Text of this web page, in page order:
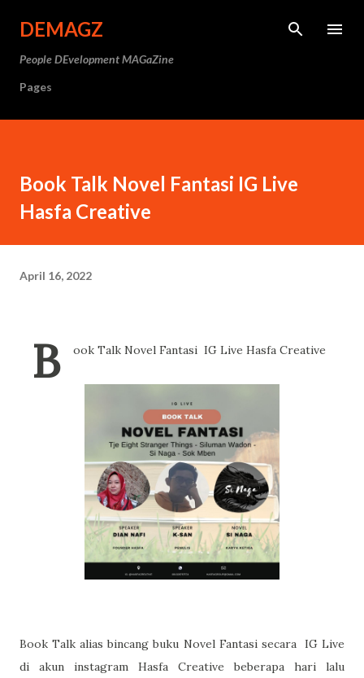
DEMAGZ
People DEvelopment MAGaZine
Pages
Book Talk Novel Fantasi IG Live
Hasfa Creative
April 16, 2022
B ook Talk Novel Fantasi IG Live Hasfa Creative
Book Talk alias bincang buku Novel Fantasi secara IG Live
di akun instagram Hasfa Creative beberapa hari lalu